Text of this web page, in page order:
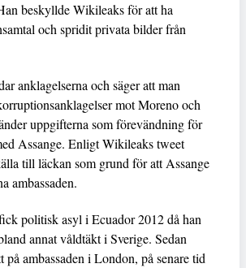
beskyllde Wikileaks för att ha
och spridit privata bilder från
anklagelserna och säger att man
mot Moreno och
uppgifterna som förevändning för
Assange. Enligt Wikileaks tweet
till läckan som grund för att Assange
ambassaden.
politisk asyl i Ecuador 2012 då han
annat våldtäkt i Sverige. Sedan
på ambassaden i London, på senare tid